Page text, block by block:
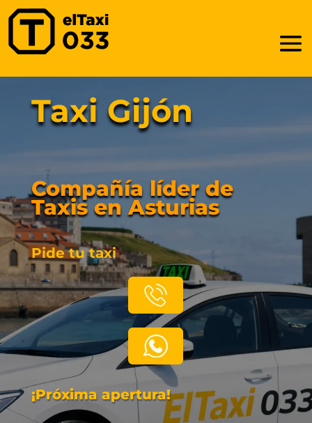
Taxi Gijón
Compañía líder de
Taxis en Asturias
Pide tu taxi
¡Próxima apertura!